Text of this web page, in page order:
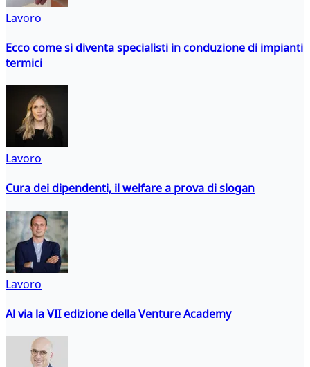
Lavoro
Ecco come si diventa specialisti in conduzione di impianti
termici
Lavoro
Cura dei dipendenti, il welfare a prova di slogan
Lavoro
Al via la VII edizione della Venture Academy